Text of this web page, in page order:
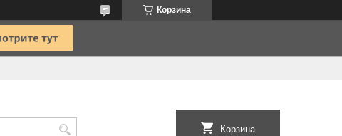
Корзина
Корзина